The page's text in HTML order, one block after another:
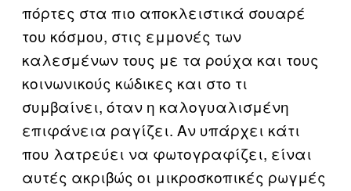
πόρτες στα πιο αποκλειστικά σουαρέ
του κόσμου, στις εμμονές των
καλεσμένων τους με τα ρούχα και τους
κοινωνικούς κώδικες και στο τι
συμβαίνει, όταν η καλογυαλισμένη
επιφάνεια ραγίζει. Αν υπάρχει κάτι
που λατρεύει να φωτογραφίζει, είναι
αυτές ακριβώς οι μικροσκοπικές ρωγμές